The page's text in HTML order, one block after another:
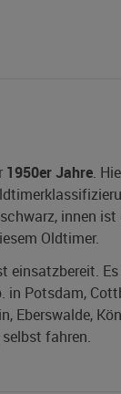
1950er Jahre.
innen ist
Oldtimer.
einsatzbereit.
in Potsdam,
Eberswalde,
fahren.